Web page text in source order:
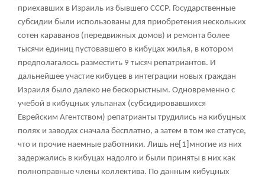
приехавших в Израиль из бывшего СССР. Государственные
субсидии были использованы для приобретения нескольких
сотен караванов (передвижных домов) и ремонта более
тысячи единиц пустовавшего в кибуцах жилья, в котором
предполагалось разместить 9 тысяч репатриантов. И
дальнейшее участие кибуцев в интеграции новых граждан
Израиля было далеко не бескорыстным. Одновременно с
учебой в кибуцных ульпанах (субсидировавшихся
Еврейским Агентством) репатрианты трудились на кибуцных
полях и заводах сначала бесплатно, а затем в том же статусе,
что и прочие наемные работники. Лишь не [1] многие из них
задержались в кибуцах надолго и были приняты в них как
полноправные члены коллектива. По данным кибуцных